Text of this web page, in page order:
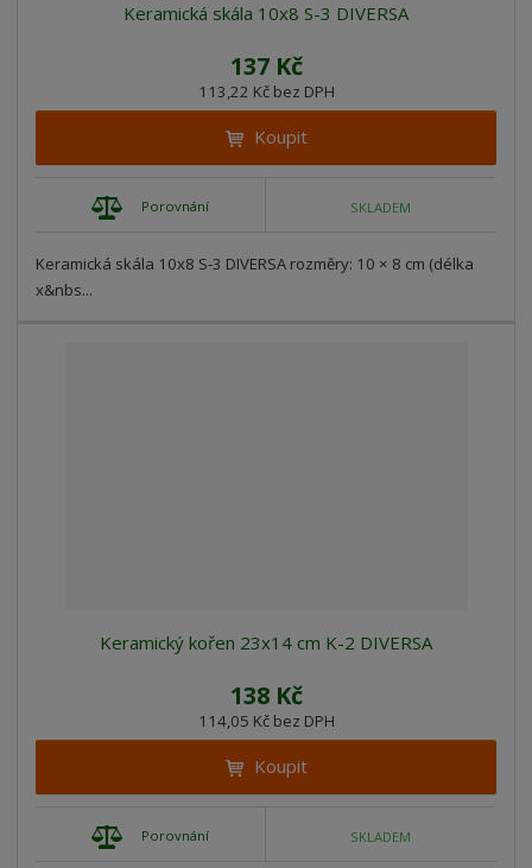
Keramická skála 10x8 S-3 DIVERSA
137 Kč
113,22 Kč bez DPH
Koupit
Porovnání SKLADEM
Keramická skála 10x8 S-3 DIVERSA rozměry: 10 × 8 cm (délka
x&nbs...
Keramický kořen 23x14 cm K-2 DIVERSA
138 Kč
114,05 Kč bez DPH
Koupit
Porovnání SKLADEM